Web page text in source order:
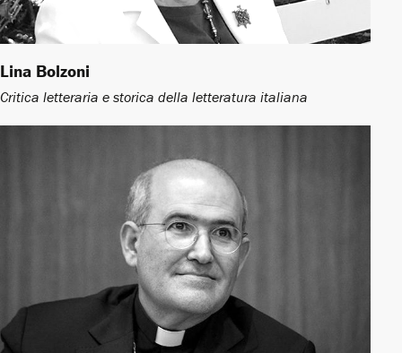
Lina Bolzoni
Critica letteraria e storica della letteratura italiana